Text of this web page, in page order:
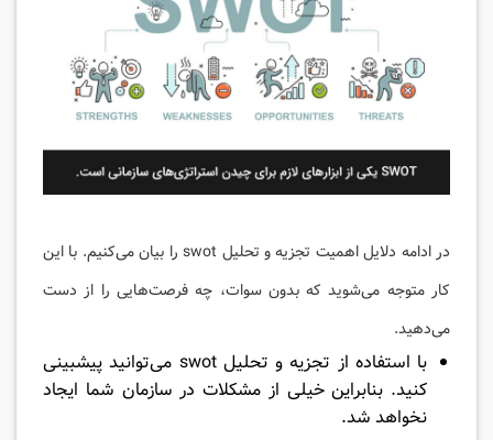
در ادامه دلایل اهمیت تجزیه و تحلیل swot را بیان می‌کنیم. با این
کار متوجه می‌شوید که بدون سوات، چه فرصت‌هایی را از دست
می‌دهید.
با استفاده از تجزیه و تحلیل swot می‌توانید پیشبینی
کنید. بنابراین خیلی از مشکلات در سازمان شما ایجاد
نخواهد شد.